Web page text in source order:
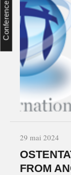
Conference
29 mai 2024
FROM